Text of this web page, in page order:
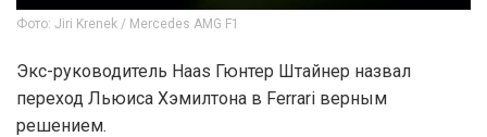
Фото: Jiri Krenek / Mercedes AMG F1
Экс-руководитель Haas Гюнтер Штайнер назвал
переход Льюиса Хэмилтона в Ferrari верным
решением.